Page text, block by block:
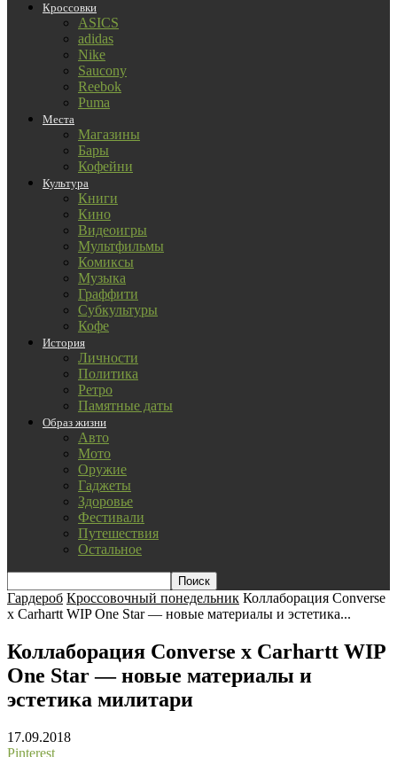
Кроссовки
ASICS
adidas
Nike
Saucony
Reebok
Puma
Места
Магазины
Бары
Кофейни
Культура
Книги
Кино
Видеоигры
Мультфильмы
Комиксы
Музыка
Граффити
Субкультуры
Кофе
История
Личности
Политика
Ретро
Памятные даты
Образ жизни
Авто
Мото
Оружие
Гаджеты
Здоровье
Фестивали
Путешествия
Остальное
Гардероб Кроссовочный понедельник Коллаборация Converse
x Carhartt WIP One Star — новые материалы и эстетика...
Коллаборация Converse x Carhartt WIP
One Star — новые материалы и
эстетика милитари
17.09.2018
Pinterest